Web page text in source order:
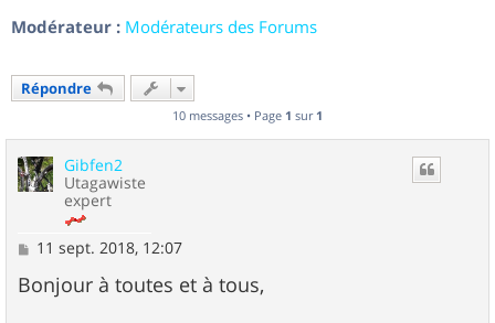
Modérateur : Modérateurs des Forums
Répondre
10 messages • Page 1 sur 1
Gibfen2
Utagawiste
expert
M
s
s
11 sept. 2018, 12:07
Bonjour à toutes et à tous,